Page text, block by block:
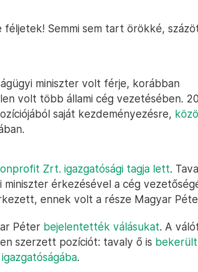
féljetek! Semmi sem tart örökké,
miniszter volt férje, korábban
volt több állami cég vezetésében.
saját kezdeményezésre,
Zrt. igazgatósági tagja lett.
érkezésével a cég
ennek volt a része Magyar
Péter bejelentették válásukat. A
szerzett pozíciót: tavaly ő is
.